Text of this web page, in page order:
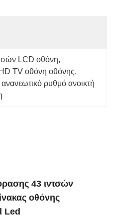
LCD οθόνη,
TV οθόνη οθόνης,
ρυθμό ανοικτή
43 ιντσών
οθόνης
Led